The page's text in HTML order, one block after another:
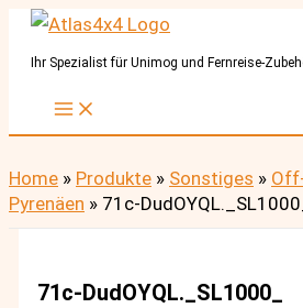
Zum
InhaltIhr Spezialist für Unimog und Fernreise-
Home » Produkte » Sonstiges »
Pyrenäen » 71c-DudOYQL._SL1000_
71c-DudOYQL._SL1000_